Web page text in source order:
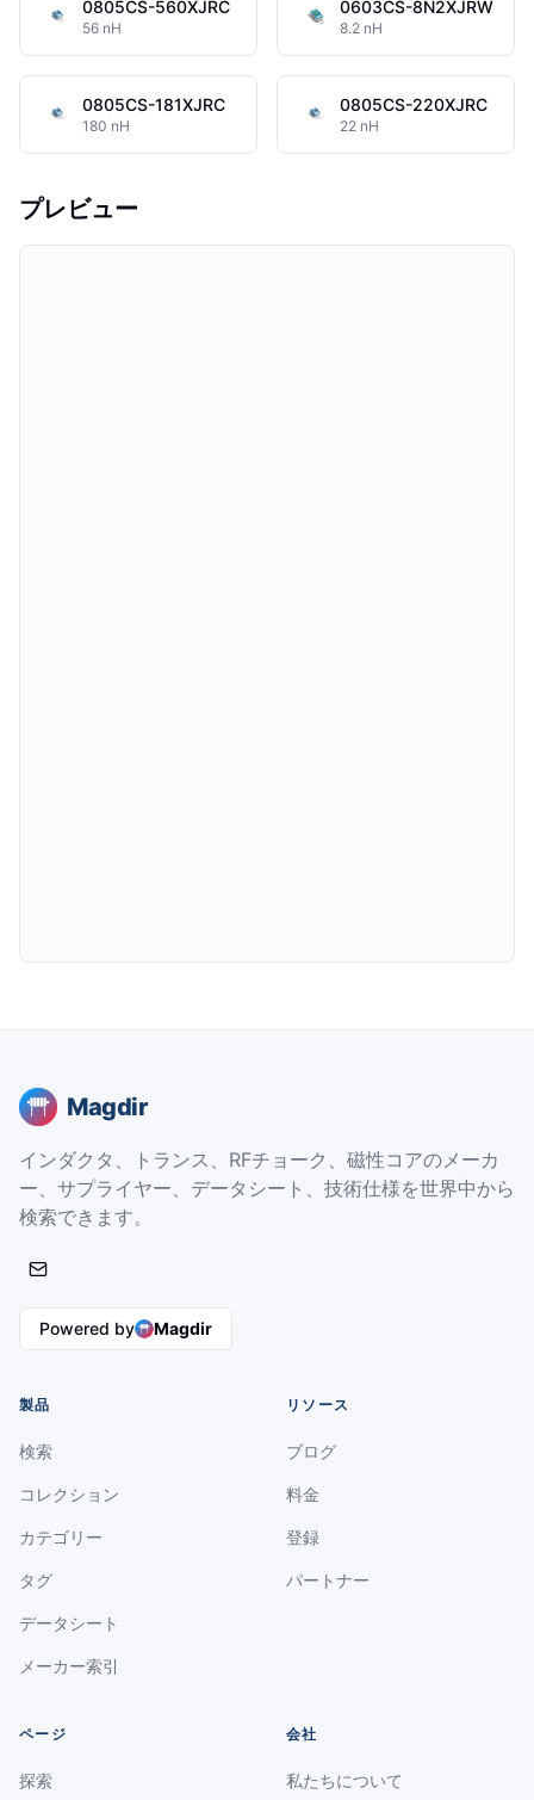
0805CS-560XJRC
56 nH
0603CS-8N2XJRW
8.2 nH
0805CS-181XJRC
180 nH
0805CS-220XJRC
22 nH
プレビュー
Magdir
インダクタ、トランス、RFチョーク、磁性コアのメーカ
ー、サプライヤー、データシート、技術仕様を世界中から
検索できます。
Powered by Magdir
製品
検索
コレクション
カテゴリー
タグ
データシート
メーカー索引
リソース
ブログ
料金
登録
パートナー
ページ
探索
会社
私たちについて